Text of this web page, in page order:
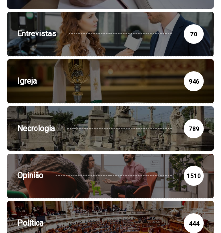
Entrevistas 70
Igreja 946
Necrologia 789
Opinião 1510
Política 444